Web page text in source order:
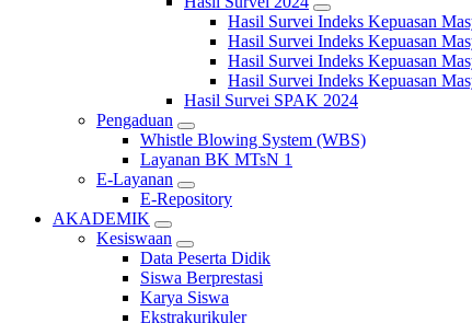
Hasil Survei Indeks Kepuasan
Hasil Survei Indeks Kepuasan
Hasil Survei Indeks Kepuasan
Hasil Survei Indeks Kepuasan
Hasil Survei SPAK 2024
Pengaduan
Whistle Blowing System (WBS)
Layanan BK MTsN 1
E-Layanan
E-Repository
AKADEMIK
Kesiswaan
Data Peserta Didik
Siswa Berprestasi
Karya Siswa
Ekstrakurikuler